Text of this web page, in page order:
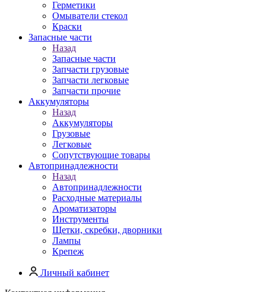
Герметики
Омыватели стекол
Краски
Запасные части
Назад
Запасные части
Запчасти грузовые
Запчасти легковые
Запчасти прочие
Аккумуляторы
Назад
Аккумуляторы
Грузовые
Легковые
Сопутствующие товары
Автопринадлежности
Назад
Автопринадлежности
Расходные материалы
Ароматизаторы
Инструменты
Щетки, скребки, дворники
Лампы
Крепеж
Личный кабинет